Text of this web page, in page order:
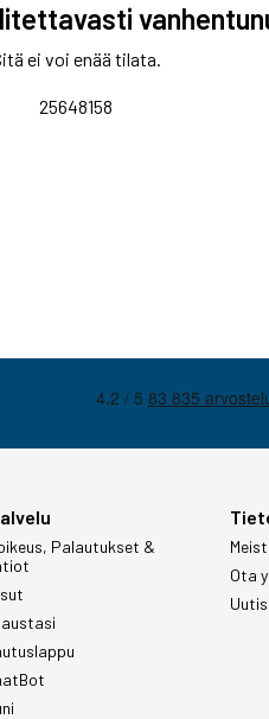
ei voi enää tilata.
25648158
Palautukset &
Ota